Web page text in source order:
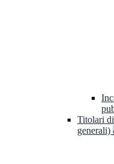
Titolari
generali)